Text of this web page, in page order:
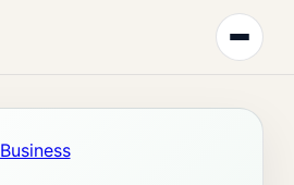
Business